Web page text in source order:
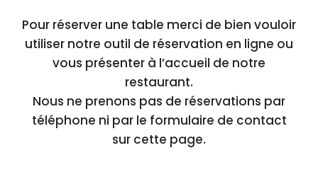
Pour réserver une table merci de bien vouloir
utiliser notre outil de réservation en ligne ou
vous présenter à l’accueil de notre
restaurant.
Nous ne prenons pas de réservations par
téléphone ni par le formulaire de contact
sur cette page.